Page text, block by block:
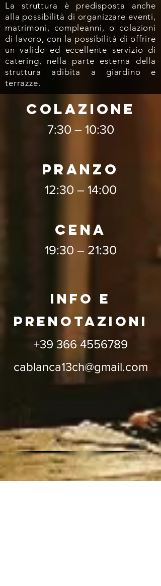
La struttura è predisposta anche
alla possibilità di organizzare eventi,
matrimoni, compleanni, o colazioni
di lavoro, con la possibilità di offrire
un valido ed eccellente servizio di
catering, nella parte esterna della
struttura adibita a giardino e
terrazze.
COLAZIONE
7:30 – 10:30
PRANZO
12:30 – 14:00
CENA
19:30 – 21:30
info e
prenotazioni
+39 366 4556789
cablanca13ch@gmail.com